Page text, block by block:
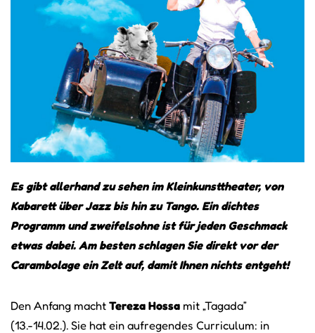
Es gibt allerhand zu sehen im Kleinkunsttheater, von
Kabarett über Jazz bis hin zu Tango. Ein dichtes
Programm und zweifelsohne ist für jeden Geschmack
etwas dabei. Am besten schlagen Sie direkt vor der
Carambolage ein Zelt auf, damit Ihnen nichts entgeht!
Den Anfang macht Tereza Hossa mit „Tagada”
(13.-14.02.). Sie hat ein aufregendes Curriculum: in